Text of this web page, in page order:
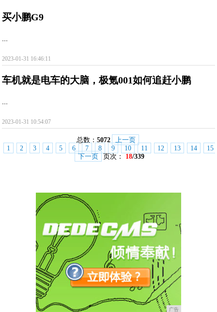
买小鹏G9
...
2023-01-31 16:46:11
车机就是电车的大脑，极氪001如何追赶小鹏
...
2023-01-31 10:54:07
总数： 5072
上一页
1
2 3 4 5 6 7 8 9 10 11 12 13 14
15
下一页
页次： 18/339
广告